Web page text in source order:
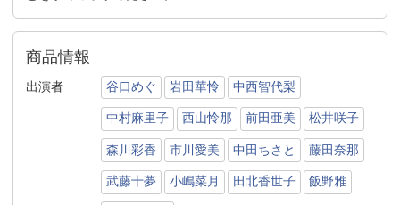
商品情報
出演者 谷口めぐ 岩田華怜 中西智代梨
中村麻里子 西山怜那 前田亜美 松井咲子
森川彩香 市川愛美 中田ちさと 藤田奈那
武藤十夢 小嶋菜月 田北香世子 飯野雅